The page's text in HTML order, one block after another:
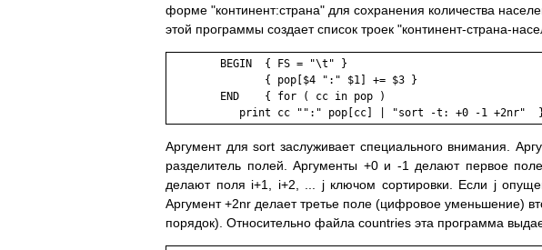
форме "континент:страна" для сохранения количества
этой программы создает список троек "континент-страна-
        BEGIN  { FS = "\t" }
               { pop[$4 ":" $1] += $3 }
        END    { for ( cc in pop )
print cc "":" pop[cc] | "sort -t: +0 -1 +2nr"
Аргумент для sort заслуживает специального внимания.
разделитель полей. Аргументы +0 и -1 делают первое
делают поля i+1, i+2, ... j ключом сортировки. Если j
Аргумент +2nr делает третье поле (цифровое уменьшение)
порядок). Относительно файла countries эта программа